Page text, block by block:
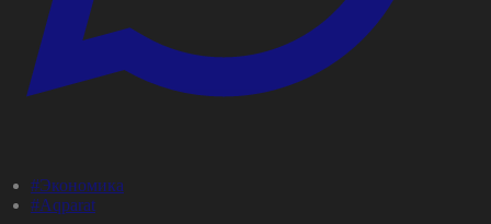
#Экономика
#Aqparat